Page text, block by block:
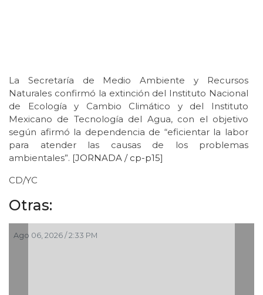
La Secretaría de Medio Ambiente y Recursos
Naturales confirmó la extinción del Instituto Nacional
de Ecología y Cambio Climático y del Instituto
Mexicano de Tecnología del Agua, con el objetivo
según afirmó la dependencia de “eficientar la labor
para atender las causas de los problemas
ambientales”. [JORNADA / cp-p15]
CD/YC
Otras:
Ago 06, 2026 / 2:33 PM